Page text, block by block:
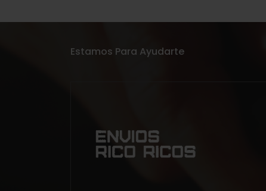
Estamos Para Ayudarte